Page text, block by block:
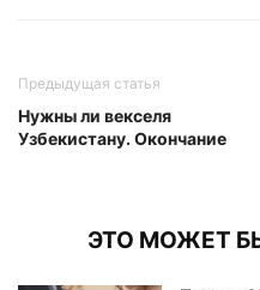
Предыдущая статья
Нужны ли векселя
Узбекистану. Окончание
ЭТО МОЖЕТ